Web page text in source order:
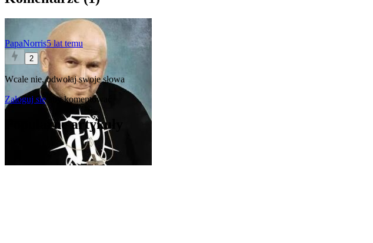
PapaNorris5 lat temu
2
Wcale nie, odwołaj swoje słowa
Zaloguj się aby komentować
Popularne artykuły